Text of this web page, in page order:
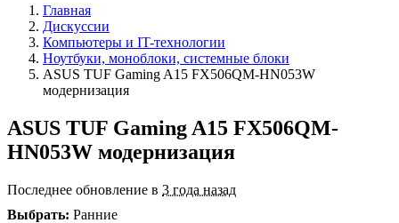
Главная
Дискуссии
Компьютеры и IT-технологии
Ноутбуки, моноблоки, системные блоки
ASUS TUF Gaming A15 FX506QM-HN053W
модернизация
ASUS TUF Gaming A15 FX506QM-
HN053W модернизация
Последнее обновление в 3 года назад
Выбрать: Ранние